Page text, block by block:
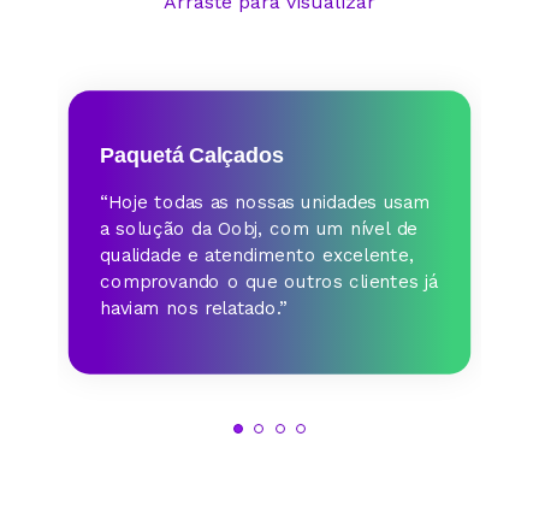
Paquetá Calçados
“Hoje todas as nossas unidades usam
a solução da Oobj, com um nível de
qualidade e atendimento excelente,
comprovando o que outros clientes já
haviam nos relatado.”